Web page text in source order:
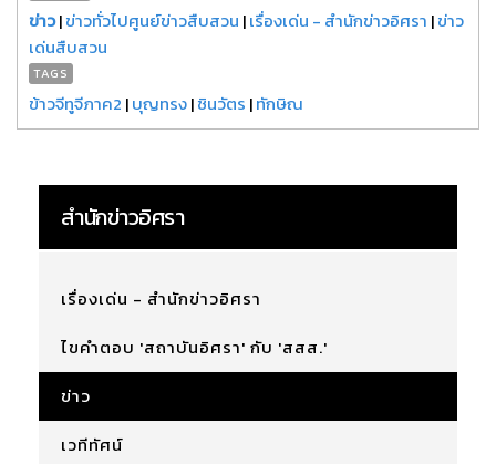
ข่าว|ข่าวทั่วไปศูนย์ข่าวสืบสวน |เรื่องเด่น - สำนักข่าวอิศรา |ข่าว
เด่นสืบสวน
TAGS
ข้าวจีทูจีภาค2 |บุญทรง|ชินวัตร |ทักษิณ
สำนักข่าวอิศรา
เรื่องเด่น - สำนักข่าวอิศรา
ไขคำตอบ 'สถาบันอิศรา' กับ 'สสส.'
ข่าว
เวทีทัศน์